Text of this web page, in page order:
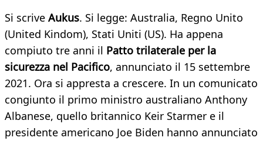
Si scrive Aukus. Si legge: Australia, Regno Unito
(United Kindom), Stati Uniti (US). Ha appena
compiuto tre anni il Patto trilaterale per la
sicurezza nel Pacifico, annunciato il 15 settembre
2021. Ora si appresta a crescere. In un comunicato
congiunto il primo ministro australiano Anthony
Albanese, quello britannico Keir Starmer e il
presidente americano Joe Biden hanno annunciato